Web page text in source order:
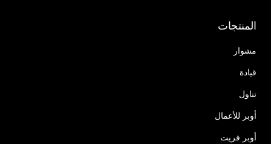
المنتجات
مشوار
قيادة
تناول
أوبر للأعمال
أوبر فريت